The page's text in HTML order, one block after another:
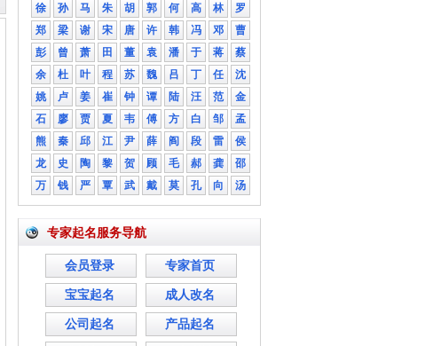
徐
孙 马 朱 胡 郭 何 高 林
罗
郑
梁 谢 宋 唐 许 韩 冯 邓
曹
彭
曾 萧 田 董 袁 潘 于 蒋
蔡
余
杜 叶 程 苏 魏 吕 丁 任
沈
姚
卢 姜 崔 钟 谭 陆 汪 范
金
石
廖 贾 夏 韦 傅 方 白 邹
孟
熊
秦 邱 江 尹 薛 阎 段 雷
侯
龙
史 陶 黎 贺 顾 毛 郝 龚
邵
万
钱 严 覃 武 戴 莫 孔 向 汤
专家起名服务导航
会员登录 专家首页
宝宝起名 成人改名
公司起名 产品起名